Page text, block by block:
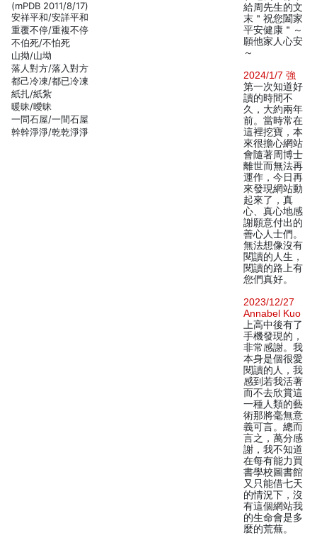
(mPDB 2011/8/17)
安祥平和/安詳平和
重覆不停/重複不停
不伯死/不怕死
山拗/山坳
落人對方/落入對方
都己冷凍/都已冷凍
紙扎/紙紮
暖昧/曖昧
一問石屋/一間石屋
幹幹淨淨/乾乾淨淨
給周先生的文
末＂祝您闔家
平安健康＂～
願他家人心安
～
2024/1/7 強
第一次知道好
讀的時間不
久，大約兩年
前。當時常在
這裡挖寶，本
來很擔心網站
會隨著周博士
離世而無法再
運作，今日再
來發現網站動
起來了，真
心、真心地感
謝願意付出的
善心人士們。
無法想像沒有
閱讀的人生，
閱讀的路上有
您們真好。
2023/12/27
Annabel Kuo
上高中後有了
手機發現的，
非常感謝。我
本身是個很愛
閱讀的人，我
感到若我活著
而不去欣賞這
一種人類的藝
術那將毫無意
義可言。總而
言之，萬分感
謝，我不知道
在每有能力買
書學校圖書館
又只能借七天
的情況下，沒
有這個網站我
的生命會是多
麼的荒蕪。